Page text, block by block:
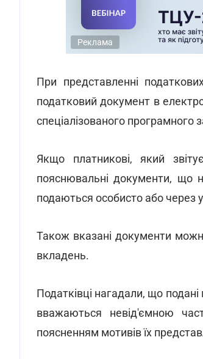
Реклама
При представленні
податковий документ в
спеціалізованого програмного
Якщо платникові, який
пояснювальні документи, що
подаються особисто або через
Також вказані документи
вкладень.
Податківці нагадали, що
вважаються невід'ємною
поясненням мотивів їх